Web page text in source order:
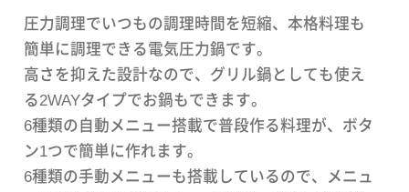
圧力調理でいつもの調理時間を短縮、本格料理も
簡単に調理できる電気圧力鍋です。
高さを抑えた設計なので、グリル鍋としても使え
る2WAYタイプでお鍋もできます。
6種類の自動メニュー搭載で普段作る料理が、ボタ
ン1つで簡単に作れます。
6種類の手動メニューも搭載しているので、メニュ